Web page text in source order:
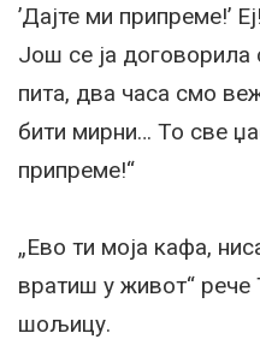
’Дајте ми припреме!’
Још се ја
пита, два часа смо
бити мирни… То све
припреме!“
„Ево ти моја кафа,
вратиш у живот“ рече
шољицу.